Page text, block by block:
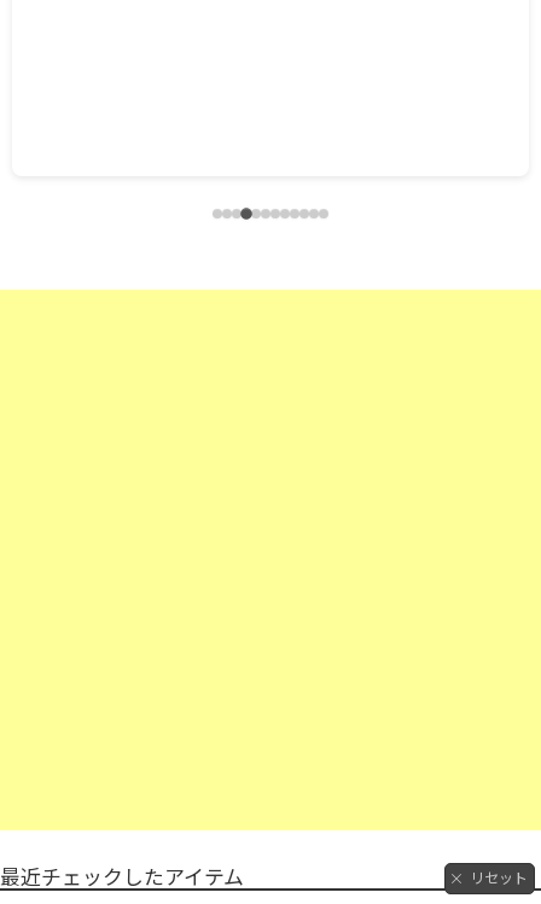
最近チェックしたアイテム リセット